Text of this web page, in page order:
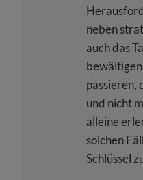
neben
auch das
passieren,
und nicht
alleine
solchen
Schlüssel